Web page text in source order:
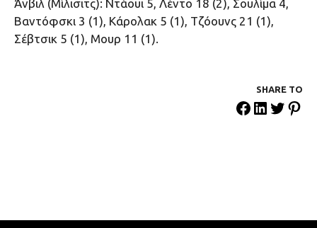
Άνβιλ (Μίλισιτς): Ντάουι 5, Λέντο 18 (2), Σουλίμα 4,
Βαντόφσκι 3 (1), Κάρολακ 5 (1), Τζόουνς 21 (1),
Σέβτσικ 5 (1), Μουρ 11 (1).
SHARE ΤΟ